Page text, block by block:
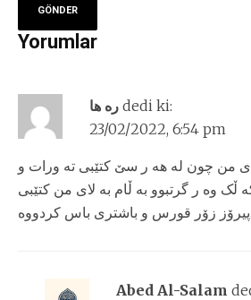
Yorumlar
ره ها dedi ki:
23/02/2022, 6:54 pm
من چون له هه ر سێ کتێبی ته ورات و
ڵک وه ر گرتبوو به ڵام به لای من کتێبی
پیرۆز زۆر قورس و باشتری باس کردووه.
Abed Al-Salam